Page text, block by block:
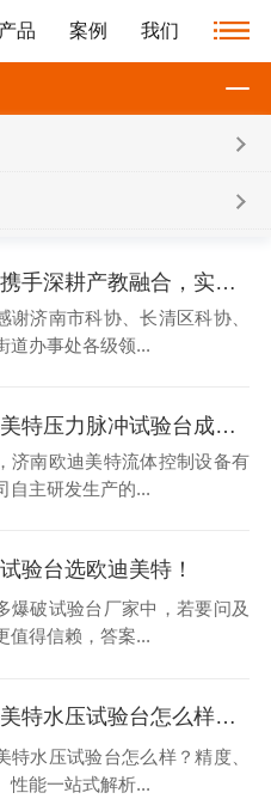
产品 案例 我们
校企携手深耕产教融合，实践基地赋能科技创新发展
谢济南市科协、长清区科协、
道办事处各级领...
欧迪美特压力脉冲试验台成功交付中国计量院
济南欧迪美特流体控制设备有
自主研发生产的...
验台选欧迪美特！
爆破试验台厂家中，若要问及
值得信赖，答案...
欧迪美特水压试验台怎么样？精度、耐用、性能一站式解析
特水压试验台怎么样？精度、
性能一站式解析...